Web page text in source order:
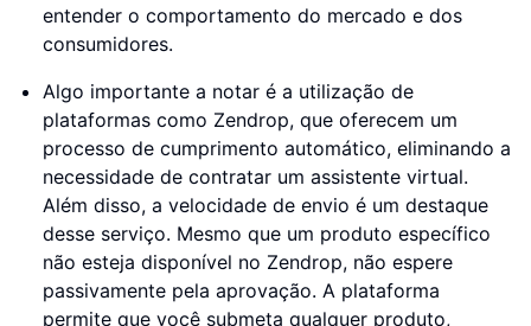
entender o comportamento do mercado e dos
consumidores.
Algo importante a notar é a utilização de
plataformas como Zendrop, que oferecem um
processo de cumprimento automático, eliminando a
necessidade de contratar um assistente virtual.
Além disso, a velocidade de envio é um destaque
desse serviço. Mesmo que um produto específico
não esteja disponível no Zendrop, não espere
passivamente pela aprovação. A plataforma
permite que você submeta qualquer produto,